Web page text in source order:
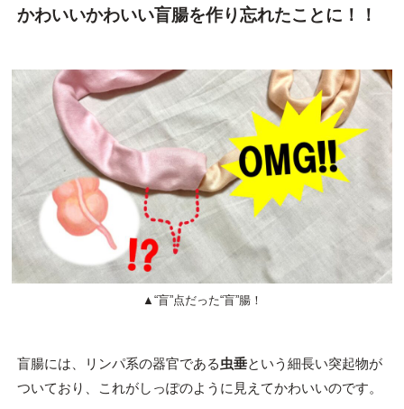
かわいいかわいい盲腸を作り忘れたことに！！
▲“盲”点だった“盲”腸！
盲腸には、リンパ系の器官である虫垂という細長い突起物が
ついており、これがしっぽのように見えてかわいいのです。